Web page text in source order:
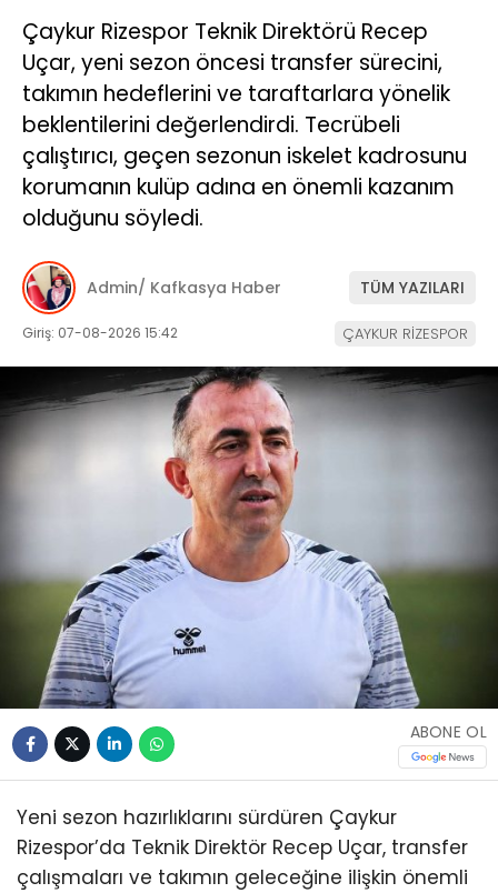
Çaykur Rizespor Teknik Direktörü Recep
Uçar, yeni sezon öncesi transfer sürecini,
takımın hedeflerini ve taraftarlara yönelik
beklentilerini değerlendirdi. Tecrübeli
çalıştırıcı, geçen sezonun iskelet kadrosunu
korumanın kulüp adına en önemli kazanım
olduğunu söyledi.
Admin/ Kafkasya Haber TÜM YAZILARI
Giriş: 07-08-2026 15:42 ÇAYKUR RİZESPOR
ABONE OL
Yeni sezon hazırlıklarını sürdüren Çaykur
Rizespor’da Teknik Direktör Recep Uçar, transfer
çalışmaları ve takımın geleceğine ilişkin önemli